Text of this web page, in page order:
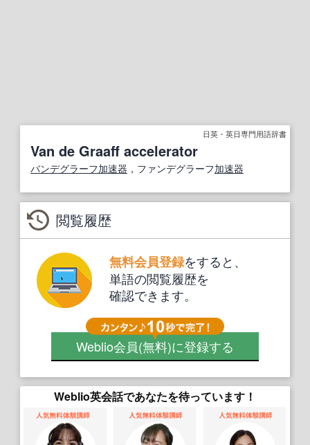
日英・英日専門用語辞書
Van de Graaff accelerator
バンデグラーフ加速器 ，ファンデグラーフ加速器
閲覧履歴
無料会員登録をすると、
単語の閲覧履歴を
確認できます。
Weblio会員(無料)に登録する
Weblio英会話であなたを待っています！